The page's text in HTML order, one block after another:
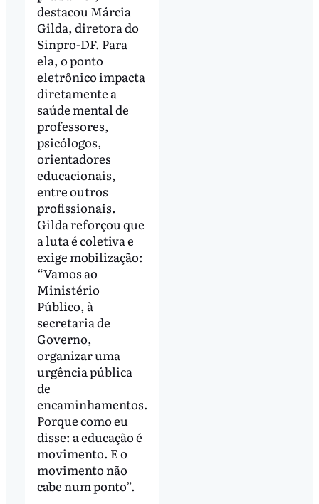
destacou Márcia
Gilda, diretora do
Sinpro-DF. Para
ela, o ponto
eletrônico impacta
diretamente a
saúde mental de
professores,
psicólogos,
orientadores
educacionais,
entre outros
profissionais.
Gilda reforçou que
a luta é coletiva e
exige mobilização:
“Vamos ao
Ministério
Público, à
secretaria de
Governo,
organizar uma
urgência pública
de
encaminhamentos.
Porque como eu
disse: a educação é
movimento. E o
movimento não
cabe num ponto”.